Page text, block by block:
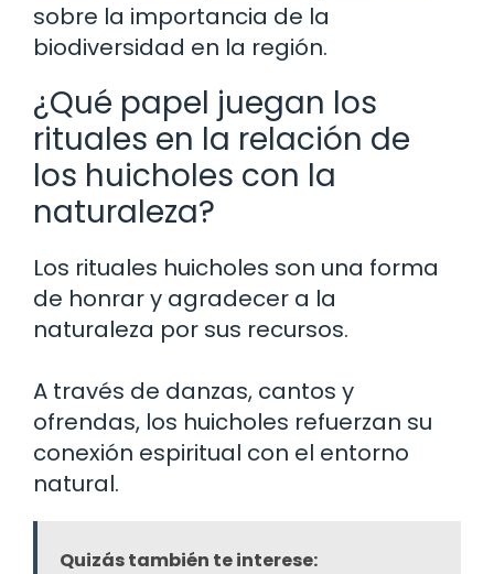
sobre la importancia de la
biodiversidad en la región.
¿Qué papel juegan los
rituales en la relación de
los huicholes con la
naturaleza?
Los rituales huicholes son una forma
de honrar y agradecer a la
naturaleza por sus recursos.
A través de danzas, cantos y
ofrendas, los huicholes refuerzan su
conexión espiritual con el entorno
natural.
Quizás también te interese: